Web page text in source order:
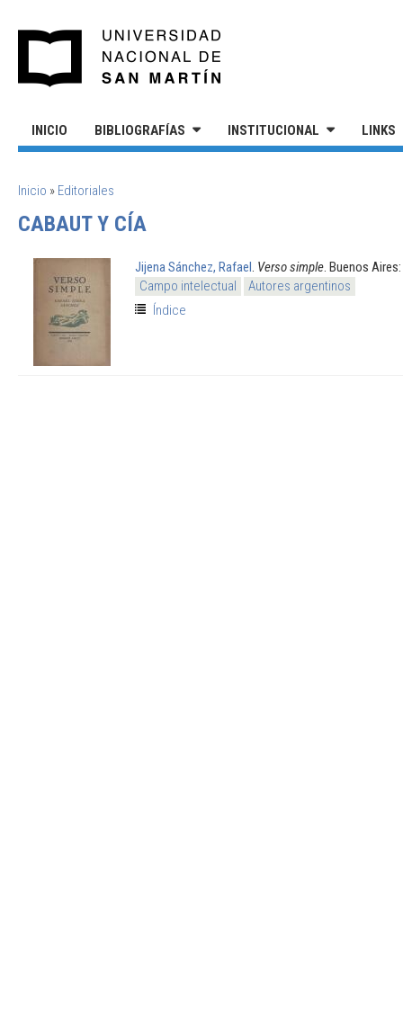
INICIO BIBLIOGRAFÍAS INSTITUCIONAL LINKS
SE ENCUENTRA USTED AQUÍ
Inicio » Editoriales
CABAUT Y CÍA
Jijena Sánchez, Rafael Verso simple . Buenos Aires:
Campo intelectual
Autores argentinos
Índice